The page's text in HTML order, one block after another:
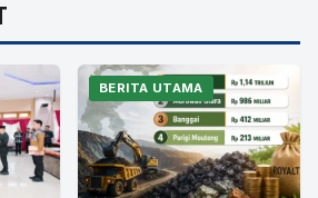
BERITA UTAMA